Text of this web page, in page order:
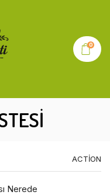
0
ACTION
Nerede